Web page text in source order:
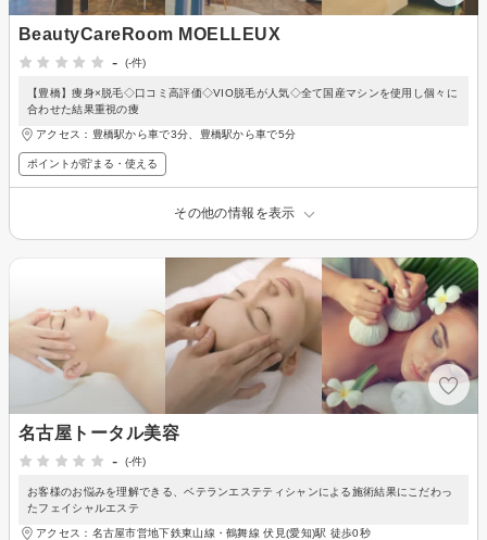
BeautyCareRoom MOELLEUX
-
(-件)
【豊橋】痩身×脱毛◇口コミ高評価◇VIO脱毛が人気◇全て国産マシンを使用し個々に
合わせた結果重視の痩
アクセス：豊橋駅から車で3分、豊橋駅から車で5分
ポイントが貯まる・使える
その他の情報を表示
名古屋トータル美容
-
(-件)
お客様のお悩みを理解できる、ベテランエステティシャンによる施術結果にこだわっ
たフェイシャルエステ
アクセス：名古屋市営地下鉄東山線・鶴舞線 伏見(愛知)駅 徒歩0秒